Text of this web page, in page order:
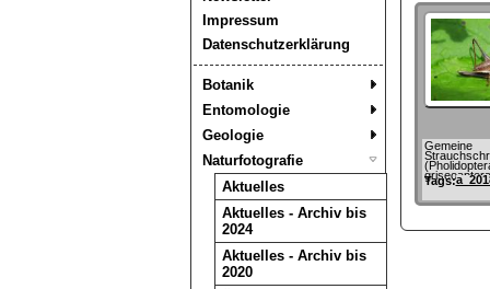
Impressum
Datenschutzerklärung
Botanik
Entomologie
Geologie
Naturfotografie
Aktuelles
Aktuelles - Archiv bis
2024
Aktuelles - Archiv bis
2020
Gemeine
Tags: